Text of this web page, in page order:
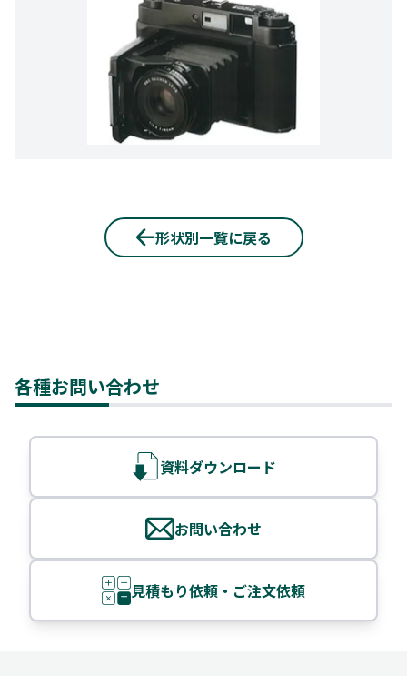
形状別一覧に戻る
各種お問い合わせ
資料ダウンロード
お問い合わせ
見積もり依頼・ご注文依頼